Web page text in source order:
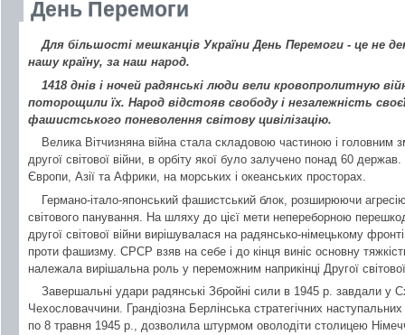
День Перемоги
Для більшості мешканців України День Перемоги - це не
нашу країну, за наш народ.
1418 днів і ночей радянські люди вели кровопролитную
поторощили їх. Народ відстояв свободу і незалежність
фашистського поневолення світову цивілізацію.
Велика Вітчизняна війна стала складовою частиною і головним
другої світової війни, в орбіту якої було залучено понад 60
Європи, Азії та Африки, на морських і океанських просторах.
Германо-італо-японський фашистський блок, розширюючи
світового панування. На шляху до цієї мети непереборною
другої світової війни вирішувалася на радянсько-німецькому
проти фашизму. СРСР взяв на себе і до кінця виніс основну
належала вирішальна роль у переможним наприкінці Другої
Завершальні удари радянські Збройні сили в 1945 р. завдали у
Чехословаччини. Грандіозна Берлінська стратегічних
по 8 травня 1945 р., дозволила штурмом оволодіти столицею